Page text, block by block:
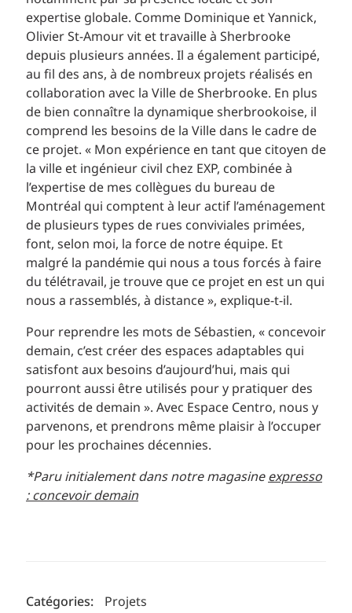
expertise globale. Comme Dominique et Yannick,
Olivier St-Amour vit et travaille à Sherbrooke
depuis plusieurs années. Il a également participé,
au fil des ans, à de nombreux projets réalisés en
collaboration avec la Ville de Sherbrooke. En plus
de bien connaître la dynamique sherbrookoise, il
comprend les besoins de la Ville dans le cadre de
ce projet. « Mon expérience en tant que citoyen de
la ville et ingénieur civil chez EXP, combinée à
l’expertise de mes collègues du bureau de
Montréal qui comptent à leur actif l’aménagement
de plusieurs types de rues conviviales primées,
font, selon moi, la force de notre équipe. Et
malgré la pandémie qui nous a tous forcés à faire
du télétravail, je trouve que ce projet en est un qui
nous a rassemblés, à distance », explique-t-il.
Pour reprendre les mots de Sébastien, « concevoir
demain, c’est créer des espaces adaptables qui
satisfont aux besoins d’aujourd’hui, mais qui
pourront aussi être utilisés pour y pratiquer des
activités de demain ». Avec Espace Centro, nous y
parvenons, et prendrons même plaisir à l’occuper
pour les prochaines décennies.
*Paru initialement dans notre magasineexpresso
: concevoir demain
Catégories: Projets